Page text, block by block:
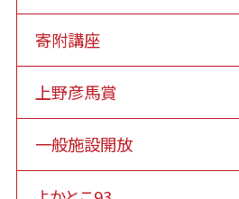
寄附講座
上野彦馬賞
一般施設開放